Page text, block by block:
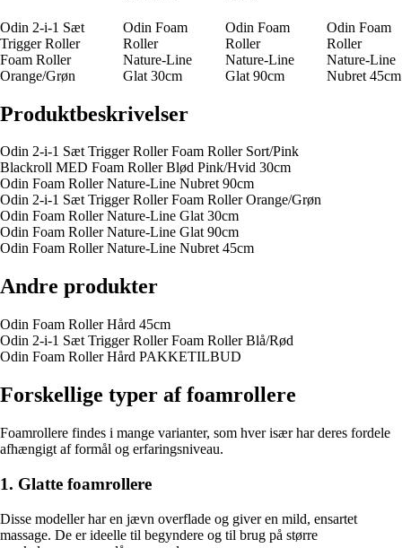
Odin 2-i-1 Sæt
Trigger Roller
Foam Roller
Orange/Grøn
Odin Foam
Roller
Nature-Line
Glat 30cm
Odin Foam
Roller
Nature-Line
Glat 90cm
Odin Foam
Roller
Nature-Line
Nubret 45cm
Produktbeskrivelser
Odin 2-i-1 Sæt Trigger Roller Foam Roller Sort/Pink
Blackroll MED Foam Roller Blød Pink/Hvid 30cm
Odin Foam Roller Nature-Line Nubret 90cm
Odin 2-i-1 Sæt Trigger Roller Foam Roller Orange/Grøn
Odin Foam Roller Nature-Line Glat 30cm
Odin Foam Roller Nature-Line Glat 90cm
Odin Foam Roller Nature-Line Nubret 45cm
Andre produkter
Odin Foam Roller Hård 45cm
Odin 2-i-1 Sæt Trigger Roller Foam Roller Blå/Rød
Odin Foam Roller Hård PAKKETILBUD
Forskellige typer af foamrollere
Foamrollere findes i mange varianter, som hver især har deres fordele
afhængigt af formål og erfaringsniveau.
1. Glatte foamrollere
Disse modeller har en jævn overflade og giver en mild, ensartet
massage. De er ideelle til begyndere og til brug på større